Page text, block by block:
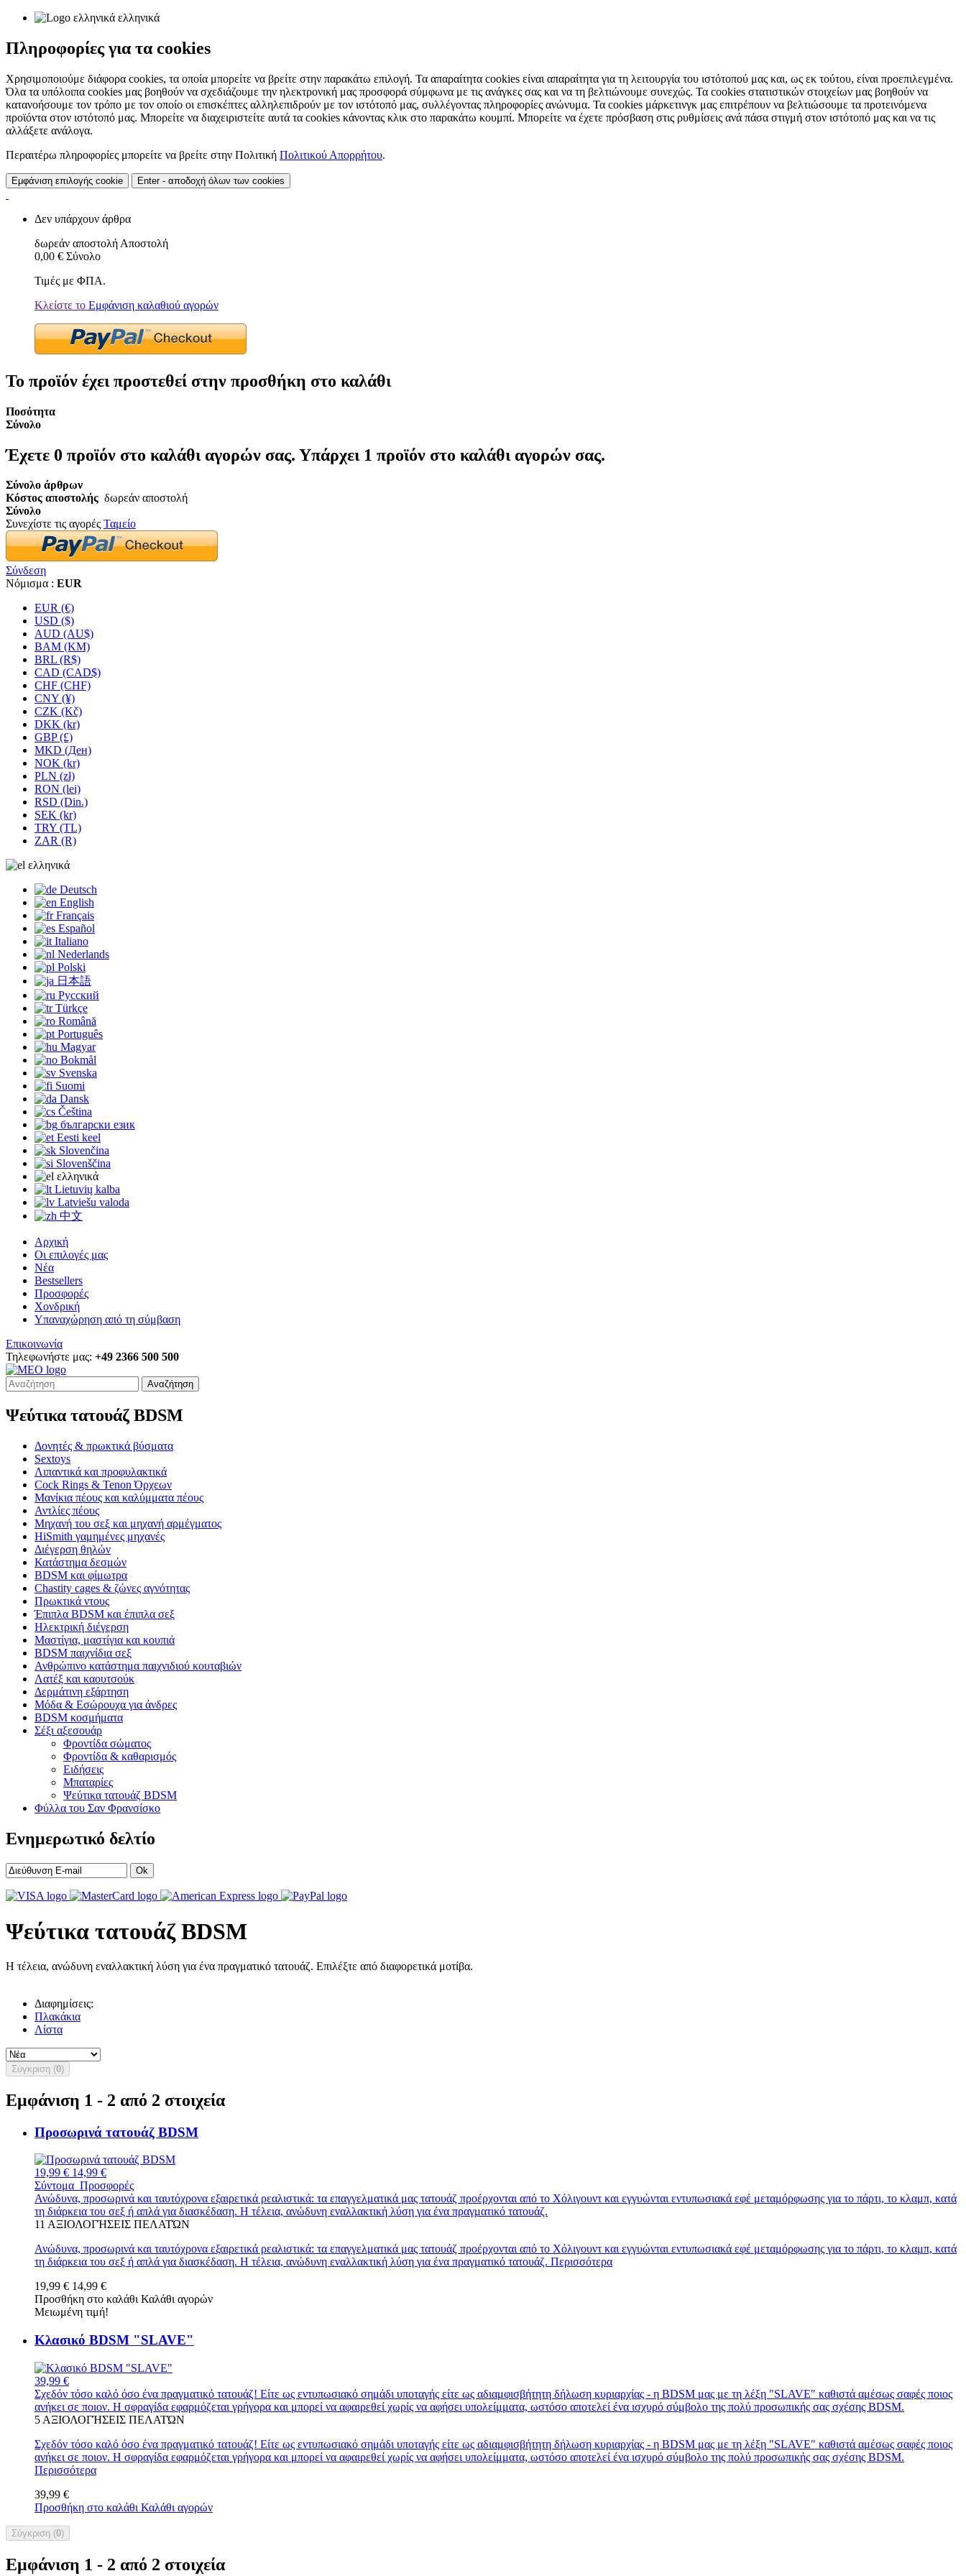
ελληνικά
Πληροφορίες για τα cookies
Χρησιμοποιούμε διάφορα cookies, τα οποία μπορείτε να βρείτε στην παρακάτω επιλογή. Τα απαραίτητα cookies είναι απαραίτητα για τη λειτουργία του ιστότοπού μας και, ως εκ τούτου, είναι προεπιλεγμένα.
Όλα τα υπόλοιπα cookies μας βοηθούν να σχεδιάζουμε την ηλεκτρονική μας προσφορά σύμφωνα με τις ανάγκες σας και να τη βελτιώνουμε συνεχώς. Τα cookies στατιστικών στοιχείων μας βοηθούν να
κατανοήσουμε τον τρόπο με τον οποίο οι επισκέπτες αλληλεπιδρούν με τον ιστότοπό μας, συλλέγοντας πληροφορίες ανώνυμα. Τα cookies μάρκετινγκ μας επιτρέπουν να βελτιώσουμε τα προτεινόμενα
προϊόντα στον ιστότοπό μας. Μπορείτε να διαχειριστείτε αυτά τα cookies κάνοντας κλικ στο παρακάτω κουμπί. Μπορείτε να έχετε πρόσβαση στις ρυθμίσεις ανά πάσα στιγμή στον ιστότοπό μας και να τις
αλλάξετε ανάλογα.
Περαιτέρω πληροφορίες μπορείτε να βρείτε στην Πολιτική Πολιτικού Απορρήτου.
Εμφάνιση επιλογής cookie Enter - αποδοχή όλων των cookies
Δεν υπάρχουν άρθρα
δωρεάν αποστολή Αποστολή
0,00 € Σύνολο
Τιμές με ΦΠΑ.
Κλείστε το Εμφάνιση καλαθιού αγορών
Το προϊόν έχει προστεθεί στην προσθήκη στο καλάθι
Ποσότητα
Σύνολο
Έχετε 0 προϊόν στο καλάθι αγορών σας. Υπάρχει 1 προϊόν στο καλάθι αγορών σας.
Σύνολο άρθρων
Κόστος αποστολής δωρεάν αποστολή
Σύνολο
Συνεχίστε τις αγορές Ταμείο
Σύνδεση
Νόμισμα : EUR
EUR (€)
USD ($)
AUD (AU$)
BAM (KM)
BRL (R$)
CAD (CAD$)
CHF (CHF)
CNY (¥)
CZK (Kč)
DKK (kr)
GBP (£)
MKD (Ден)
NOK (kr)
PLN (zł)
RON (lei)
RSD (Din.)
SEK (kr)
TRY (TL)
ZAR (R)
ελληνικά
Deutsch
English
Français
Español
Italiano
Nederlands
Polski
日本語
Русский
Türkçe
Română
Português
Magyar
Bokmål
Svenska
Suomi
Dansk
Čeština
български език
Eesti keel
Slovenčina
Slovenščina
ελληνικά
Lietuvių kalba
Latviešu valoda
中文
Αρχική
Οι επιλογές μας
Νέα
Bestsellers
Προσφορές
Χονδρική
Υπαναχώρηση από τη σύμβαση
Επικοινωνία
Τηλεφωνήστε μας: +49 2366 500 500
Αναζήτηση
Ψεύτικα τατουάζ BDSM
Δονητές & πρωκτικά βύσματα
Sextoys
Λιπαντικά και προφυλακτικά
Cock Rings & Tenon Όρχεων
Μανίκια πέους και καλύμματα πέους
Αντλίες πέους
Μηχανή του σεξ και μηχανή αρμέγματος
HiSmith γαμημένες μηχανές
Διέγερση θηλών
Κατάστημα δεσμών
BDSM και φίμωτρα
Chastity cages & ζώνες αγνότητας
Πρωκτικά ντους
Έπιπλα BDSM και έπιπλα σεξ
Ηλεκτρική διέγερση
Μαστίγια, μαστίγια και κουπιά
BDSM παιχνίδια σεξ
Ανθρώπινο κατάστημα παιχνιδιού κουταβιών
Λατέξ και καουτσούκ
Δερμάτινη εξάρτηση
Μόδα & Εσώρουχα για άνδρες
BDSM κοσμήματα
Σέξι αξεσουάρ
Φροντίδα σώματος
Φροντίδα & καθαρισμός
Ειδήσεις
Μπαταρίες
Ψεύτικα τατουάζ BDSM
Φύλλα του Σαν Φρανσίσκο
Ενημερωτικό δελτίο
Ok
Ψεύτικα τατουάζ BDSM
Η τέλεια, ανώδυνη εναλλακτική λύση για ένα πραγματικό τατουάζ. Επιλέξτε από διαφορετικά μοτίβα.
Διαφημίσεις:
Πλακάκια
Λίστα
Σύγκριση (0)
Εμφάνιση 1 - 2 από 2 στοιχεία
Προσωρινά τατουάζ BDSM
19,99 € 14,99 €
Σύντομα Προσφορές
Ανώδυνα, προσωρινά και ταυτόχρονα εξαιρετικά ρεαλιστικά: τα επαγγελματικά μας τατουάζ προέρχονται από το Χόλιγουντ και εγγυώνται εντυπωσιακά εφέ μεταμόρφωσης για το πάρτι, το κλαμπ, κατά
τη διάρκεια του σεξ ή απλά για διασκέδαση. Η τέλεια, ανώδυνη εναλλακτική λύση για ένα πραγματικό τατουάζ.
11 ΑΞΙΟΛΟΓΉΣΕΙΣ ΠΕΛΑΤΏΝ
Ανώδυνα, προσωρινά και ταυτόχρονα εξαιρετικά ρεαλιστικά: τα επαγγελματικά μας τατουάζ προέρχονται από το Χόλιγουντ και εγγυώνται εντυπωσιακά εφέ μεταμόρφωσης για το πάρτι, το κλαμπ, κατά
τη διάρκεια του σεξ ή απλά για διασκέδαση. Η τέλεια, ανώδυνη εναλλακτική λύση για ένα πραγματικό τατουάζ. Περισσότερα
19,99 € 14,99 €
Προσθήκη στο καλάθι Καλάθι αγορών
Μειωμένη τιμή!
Κλασικό BDSM "SLAVE"
39,99 €
Σχεδόν τόσο καλό όσο ένα πραγματικό τατουάζ! Είτε ως εντυπωσιακό σημάδι υποταγής είτε ως αδιαμφισβήτητη δήλωση κυριαρχίας - η BDSM μας με τη λέξη "SLAVE" καθιστά αμέσως σαφές ποιος
ανήκει σε ποιον. Η σφραγίδα εφαρμόζεται γρήγορα και μπορεί να αφαιρεθεί χωρίς να αφήσει υπολείμματα, ωστόσο αποτελεί ένα ισχυρό σύμβολο της πολύ προσωπικής σας σχέσης BDSM.
5 ΑΞΙΟΛΟΓΉΣΕΙΣ ΠΕΛΑΤΏΝ
Σχεδόν τόσο καλό όσο ένα πραγματικό τατουάζ! Είτε ως εντυπωσιακό σημάδι υποταγής είτε ως αδιαμφισβήτητη δήλωση κυριαρχίας - η BDSM μας με τη λέξη "SLAVE" καθιστά αμέσως σαφές ποιος
ανήκει σε ποιον. Η σφραγίδα εφαρμόζεται γρήγορα και μπορεί να αφαιρεθεί χωρίς να αφήσει υπολείμματα, ωστόσο αποτελεί ένα ισχυρό σύμβολο της πολύ προσωπικής σας σχέσης BDSM.
Περισσότερα
39,99 €
Προσθήκη στο καλάθι Καλάθι αγορών
Σύγκριση (0)
Εμφάνιση 1 - 2 από 2 στοιχεία